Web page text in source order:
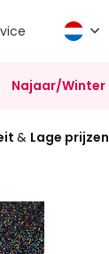
Najaar/Winter
& Lage prijzen